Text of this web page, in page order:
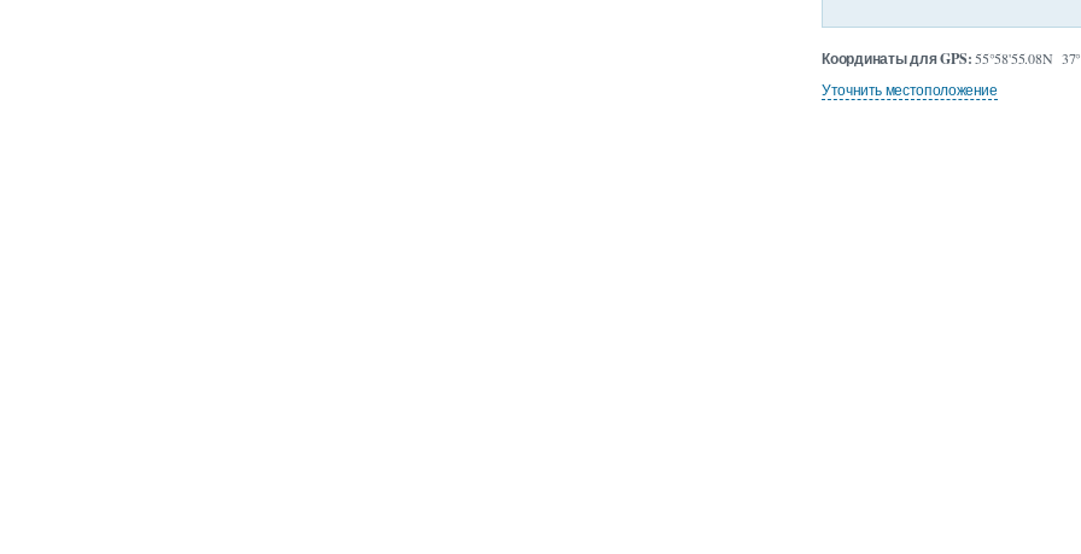
Координаты для GPS: 55°58'55.08N
Уточнить местоположение